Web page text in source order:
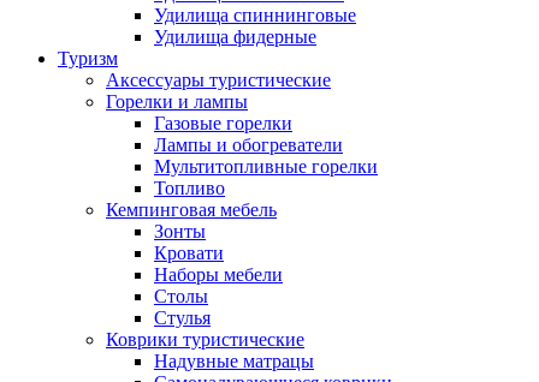
Удилища спиннинговые
Удилища фидерные
Туризм
Аксессуары туристические
Горелки и лампы
Газовые горелки
Лампы и обогреватели
Мультитопливные горелки
Топливо
Кемпинговая мебель
Зонты
Кровати
Наборы мебели
Столы
Стулья
Коврики туристические
Надувные матрацы